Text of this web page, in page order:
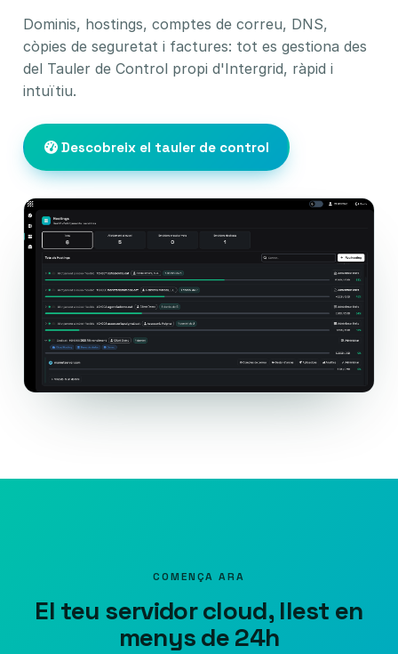
Dominis, hostings, comptes de correu, DNS,
còpies de seguretat i factures: tot es gestiona des
del Tauler de Control propi d'Intergrid, ràpid i
intuïtiu.
Descobreix el tauler de control
COMENÇA ARA
El teu servidor cloud, llest en
menys de 24h